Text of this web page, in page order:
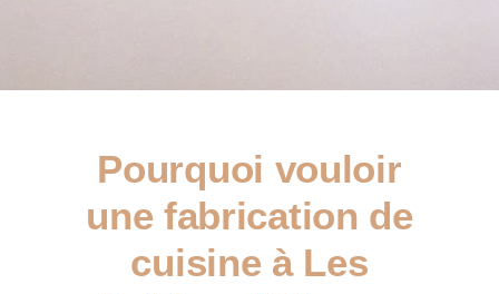
Pourquoi vouloir
une fabrication de
cuisine à Les